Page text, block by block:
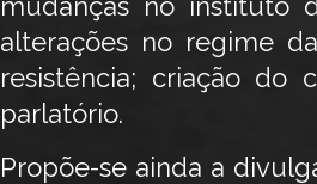
alterações no regime
resistência; criação do
parlatório.
Propõe-se ainda a